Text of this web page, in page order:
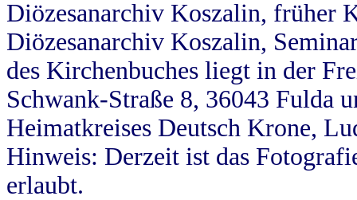
Diözesanarchiv Koszalin, früher
Diözesanarchiv Koszalin,
des Kirchenbuches liegt in der
Schwank-Straße 8, 36043 Fulda
Heimatkreises Deutsch Krone,
Hinweis: Derzeit ist das
erlaubt.